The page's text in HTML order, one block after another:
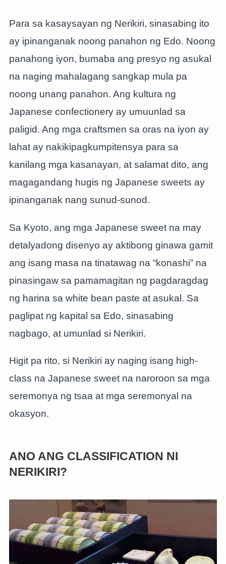
Para sa kasaysayan ng Nerikiri, sinasabing ito
ay ipinanganak noong panahon ng Edo. Noong
panahong iyon, bumaba ang presyo ng asukal
na naging mahalagang sangkap mula pa
noong unang panahon. Ang kultura ng
Japanese confectionery ay umuunlad sa
paligid. Ang mga craftsmen sa oras na iyon ay
lahat ay nakikipagkumpitensya para sa
kanilang mga kasanayan, at salamat dito, ang
magagandang hugis ng Japanese sweets ay
ipinanganak nang sunud-sunod.
Sa Kyoto, ang mga Japanese sweet na may
detalyadong disenyo ay aktibong ginawa gamit
ang isang masa na tinatawag na “konashi” na
pinasingaw sa pamamagitan ng pagdaragdag
ng harina sa white bean paste at asukal. Sa
paglipat ng kapital sa Edo, sinasabing
nagbago, at umunlad si Nerikiri.
Higit pa rito, si Nerikiri ay naging isang high-
class na Japanese sweet na naroroon sa mga
seremonya ng tsaa at mga seremonyal na
okasyon.
ANO ANG CLASSIFICATION NI
NERIKIRI?